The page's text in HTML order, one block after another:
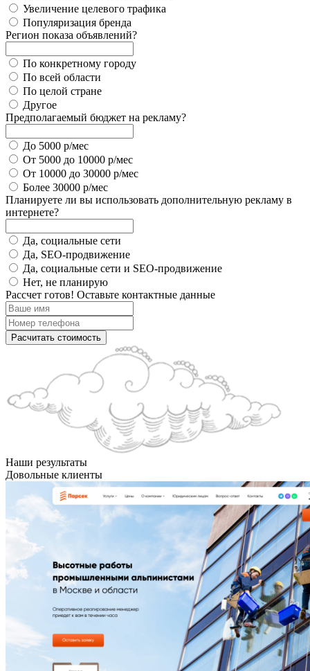
Увеличение целевого трафика
Популяризация бренда
Регион показа объявлений?
По конкретному городу
По всей области
По целой стране
Другое
Предполагаемый бюджет на рекламу?
До 5000 р/мес
От 5000 до 10000 р/мес
От 10000 до 30000 р/мес
Более 30000 р/мес
Планируете ли вы использовать дополнительную рекламу в
интернете?
Да, социальные сети
Да, SEO-продвижение
Да, социальные сети и SEO-продвижение
Нет, не планирую
Рассчет готов! Оставьте контактные данные
Расчитать стоимость
Наши результаты
Довольные клиенты